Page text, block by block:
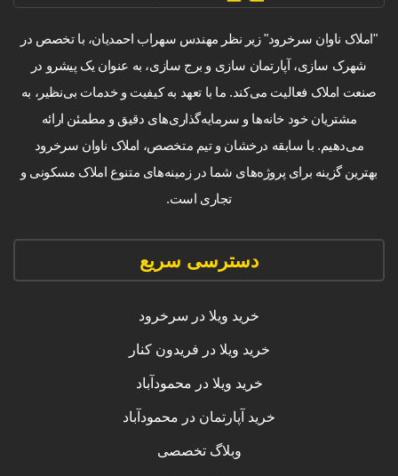
"املاک ناوان سرخرود" زیر نظر مهندس سهراب احمدیان، با تخصص در
شهرک سازی، آپارتمان سازی و برج سازی، به عنوان یک پیشرو در
صنعت املاک فعالیت می‌کند. ما با تعهد به کیفیت و خدمات بی‌نظیر، به
مشتریان خود خانه‌ها و سرمایه‌گذاری‌های دقیق و مطمئن ارائه
می‌دهیم. با سابقه درخشان و تیم متخصص، املاک ناوان سرخرود
بهترین گزینه برای پروژه‌های شما در زمینه‌های متنوع املاک مسکونی و
تجاری است.
دسترسی سریع
خرید ویلا در سرخرود
خرید ویلا در فریدون کنار
خرید ویلا در محمودآباد
خرید آپارتمان در محمودآباد
وبلاگ تخصصی